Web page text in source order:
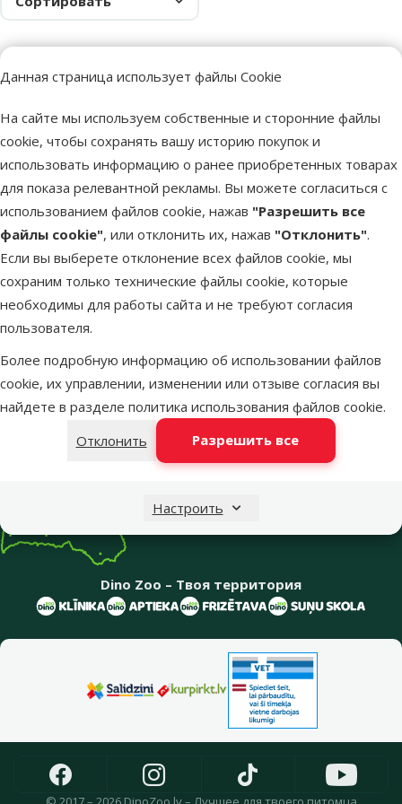
Данная страница использует файлы Cookie
На сайте мы используем собственные и сторонние файлы
cookie, чтобы сохранять вашу историю покупок и
использовать информацию о ранее приобретенных товарах
для показа релевантной рекламы. Вы можете согласиться с
использованием файлов cookie, нажав "Разрешить все
файлы cookie", или отклонить их, нажав "Отклонить".
Если вы выберете отклонение всех файлов cookie, мы
сохраним только технические файлы cookie, которые
необходимы для работы сайта и не требуют согласия
пользователя.
Более подробную информацию об использовании файлов
cookie, их управлении, изменении или отзыве согласия вы
найдете в разделе политика использования файлов cookie.
Отклонить
Разрешить все
Настроить
Более 40 магазинов в Латвии
Наши специалисты всегда готовы помочь.
Напиши нам
eveikals@dinozoo.lv
Звони – 26 100 502
Пн.–Пт. 9:00 – 17:00
Свяжись с нами
Открыть чат
Посети
Меню в футере
Интернет-магазин
Информация о компании
Dino Zoo – Твоя территория